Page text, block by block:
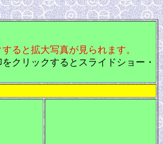
ると拡大写真が見られます。
クリックするとスライドショー・